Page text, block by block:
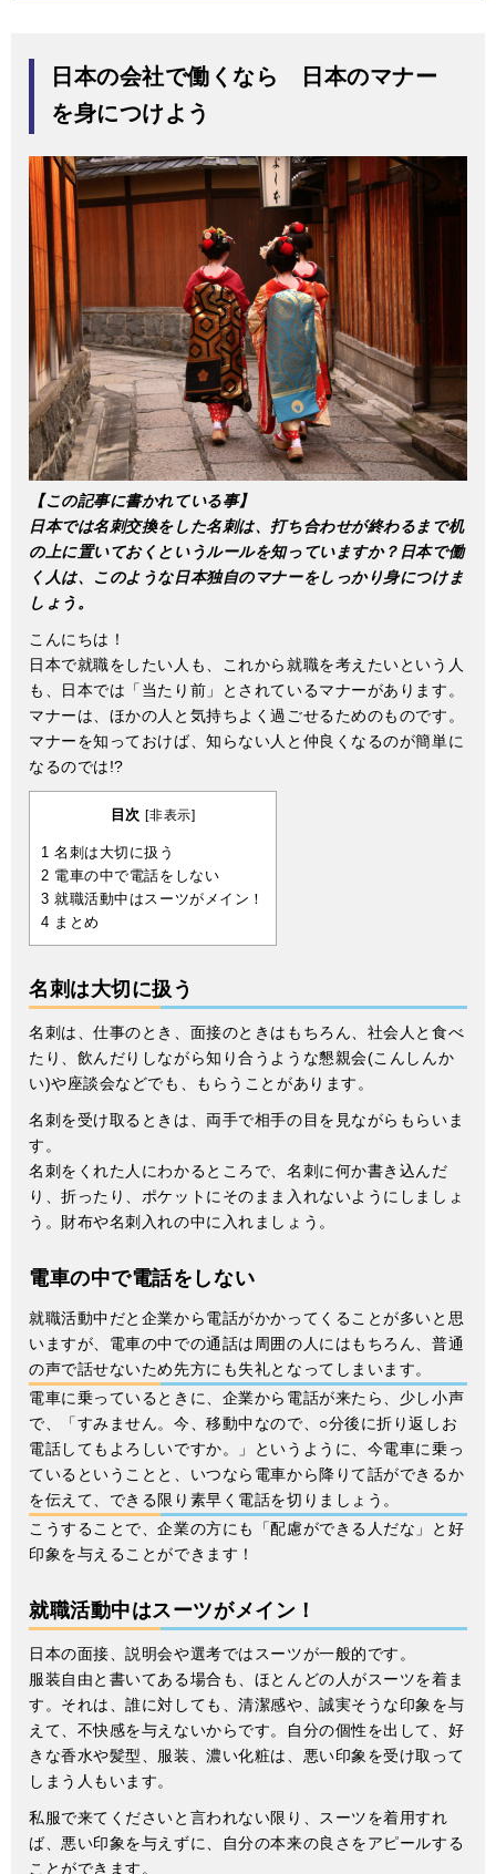
日本の会社で働くなら 日本のマナー
を身につけよう
【この記事に書かれている事】
日本では名刺交換をした名刺は、打ち合わせが終わるまで机
の上に置いておくというルールを知っていますか？日本で働
く人は、このような日本独自のマナーをしっかり身につけま
しょう。
こんにちは！
日本で就職をしたい人も、これから就職を考えたいという人
も、日本では「当たり前」とされているマナーがあります。
マナーは、ほかの人と気持ちよく過ごせるためのものです。
マナーを知っておけば、知らない人と仲良くなるのが簡単に
なるのでは!?
目次 [非表示]
1 名刺は大切に扱う
2 電車の中で電話をしない
3 就職活動中はスーツがメイン！
4 まとめ
名刺は大切に扱う
名刺は、仕事のとき、面接のときはもちろん、社会人と食べ
たり、飲んだりしながら知り合うような懇親会(こんしんか
い)や座談会などでも、もらうことがあります。
名刺を受け取るときは、両手で相手の目を見ながらもらいま
す。
名刺をくれた人にわかるところで、名刺に何か書き込んだ
り、折ったり、ポケットにそのまま入れないようにしましょ
う。財布や名刺入れの中に入れましょう。
電車の中で電話をしない
就職活動中だと企業から電話がかかってくることが多いと思
いますが、電車の中での通話は周囲の人にはもちろん、普通
の声で話せないため先方にも失礼となってしまいます。
電車に乗っているときに、企業から電話が来たら、少し小声
で、「すみません。今、移動中なので、○分後に折り返しお
電話してもよろしいですか。」というように、今電車に乗っ
ているということと、いつなら電車から降りて話ができるか
を伝えて、できる限り素早く電話を切りましょう。
こうすることで、企業の方にも「配慮ができる人だな」と好
印象を与えることができます！
就職活動中はスーツがメイン！
日本の面接、説明会や選考ではスーツが一般的です。
服装自由と書いてある場合も、ほとんどの人がスーツを着ま
す。それは、誰に対しても、清潔感や、誠実そうな印象を与
えて、不快感を与えないからです。自分の個性を出して、好
きな香水や髪型、服装、濃い化粧は、悪い印象を受け取って
しまう人もいます。
私服で来てくださいと言われない限り、スーツを着用すれ
ば、悪い印象を与えずに、自分の本来の良さをアピールする
ことができます。